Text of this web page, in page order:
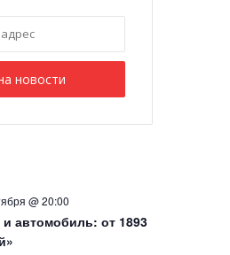
@ 20:00
автомобиль: от 1893